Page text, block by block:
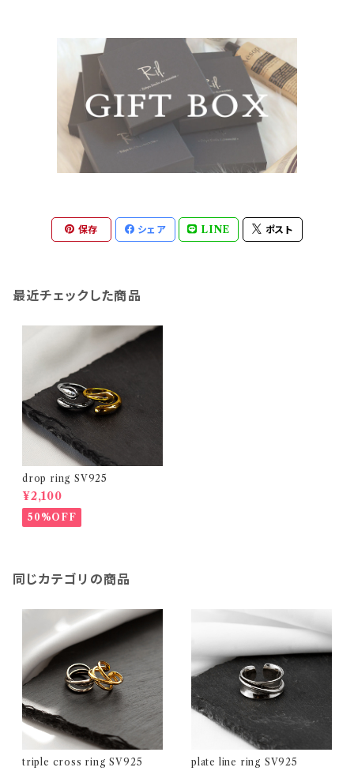
保存 シェア LINE ポスト
最近チェックした商品
drop ring SV925
¥2,100
50%OFF
同じカテゴリの商品
triple cross ring SV925 plate line ring SV925